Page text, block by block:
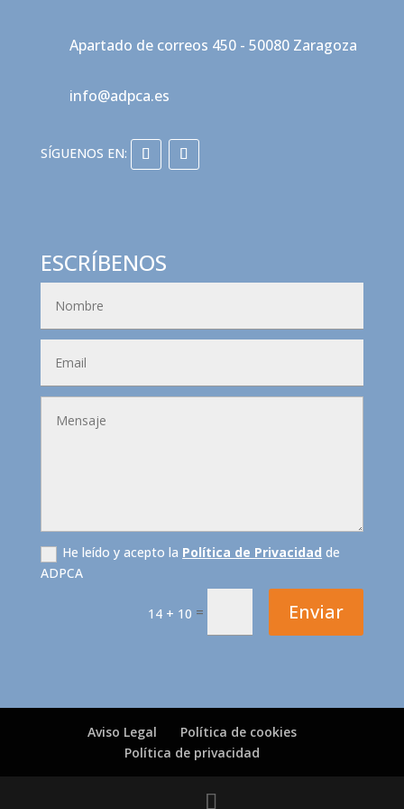
Apartado de correos 450 - 50080 Zaragoza
info@adpca.es
ESCRÍBENOS
He leído y acepto la Política de Privacidad de
ADPCA
14 + 10 = Enviar
Aviso Legal
Política de cookies
Política de privacidad